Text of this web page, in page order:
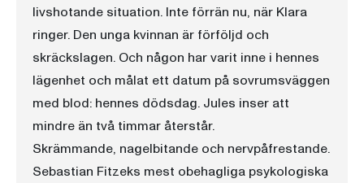
livshotande situation. Inte förrän nu, när Klara
ringer. Den unga kvinnan är förföljd och
skräckslagen. Och någon har varit inne i hennes
lägenhet och målat ett datum på sovrumsväggen
med blod: hennes dödsdag. Jules inser att
mindre än två timmar återstår.
Skrämmande, nagelbitande och nervpåfrestande.
Sebastian Fitzeks mest obehagliga psykologiska